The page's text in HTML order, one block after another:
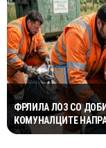
ФРЛИЛА ЛОЗ СО
КОМУНАЛЦИТЕ